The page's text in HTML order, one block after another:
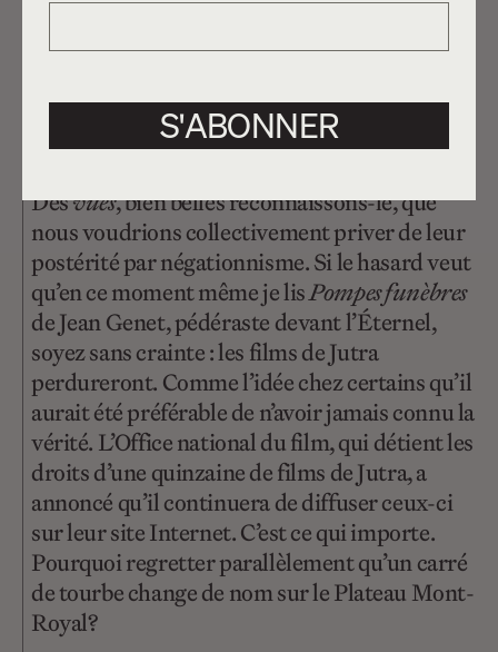
croire que les victimes ne sont plus les
agressés, ceux brisés et contraints au silence,
Desvues, bien belles reconnaissons-le, que
nous voudrions collectivement priver de leur
postérité par négationnisme. Si le hasard veut
qu’en ce moment même je lisPompes funèbres
de Jean Genet, pédéraste devant l’Éternel,
soyez sans crainte : les films de Jutra
perdureront. Comme l’idée chez certains qu’il
aurait été préférable de n’avoir jamais connu la
vérité. L’Office national du film, qui détient les
droits d’une quinzaine de films de Jutra, a
annoncé qu’il continuera de diffuser ceux-ci
sur leur site Internet. C’est ce qui importe.
Pourquoi regretter parallèlement qu’un carré
de tourbe change de nom sur le Plateau Mont-
Royal?
S'ABONNER